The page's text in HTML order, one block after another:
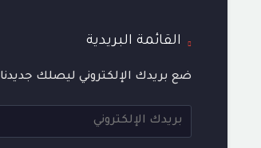
القائمة البريدية
ضع بريدك الإلكتروني ليصلك جديدنا